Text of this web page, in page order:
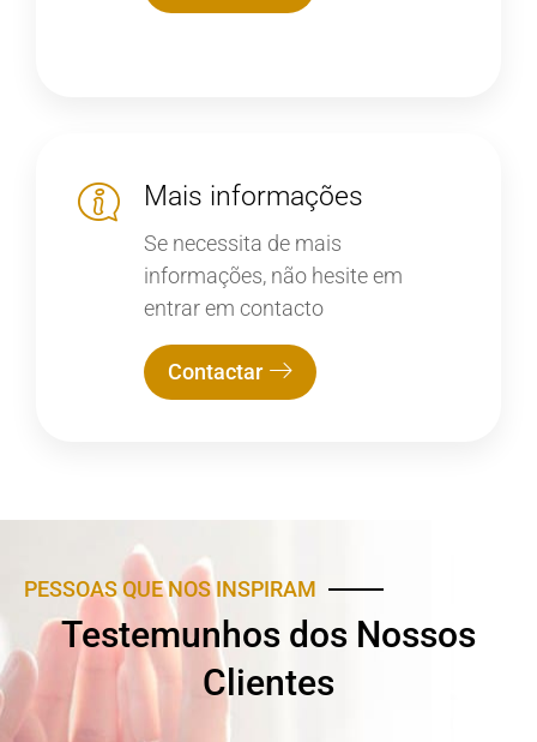
Mais informações
Se necessita de mais
informações, não hesite em
entrar em contacto
Contactar
PESSOAS QUE NOS INSPIRAM
Testemunhos dos Nossos
Clientes